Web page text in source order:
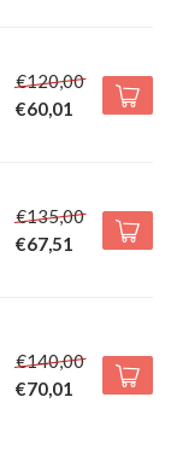
€120,00
€60,01
€135,00
€67,51
€140,00
€70,01